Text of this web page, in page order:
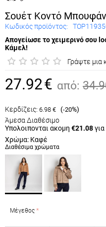
Σουέτ Κοντό
Κωδικός προϊόντος:
Απογείωσε το χειμερινό
Κάμελ!
Γράψτε μια
27.92€ από:
Κερδίζεις: 6.98 € (-20%)
Άμεσα Διαθέσιμο
Υπολοιπονται ακομη€21.08
Χρώμα: Καφέ
Διαθέσιμα χρώματα
Μέγεθος